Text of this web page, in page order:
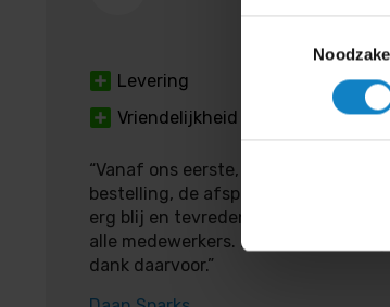
Levering
Vriendelijkheid
“Vanaf ons eerste,
bestelling, de afspraken over de
erg blij en tevreden met de
alle medewerkers. Namens
dank daarvoor.”